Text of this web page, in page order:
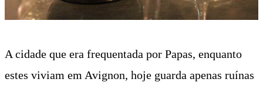
A cidade que era frequentada por Papas, enquanto
estes viviam em Avignon, hoje guarda apenas ruínas